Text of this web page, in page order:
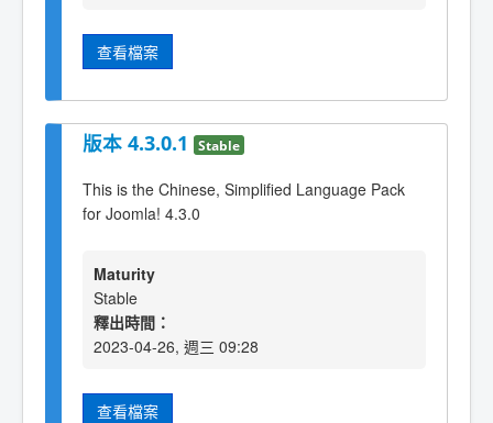
查看檔案
版本 4.3.0.1 Stable
This is the Chinese, Simplified Language Pack
for Joomla! 4.3.0
Maturity
Stable
釋出時間：
2023-04-26, 週三 09:28
查看檔案